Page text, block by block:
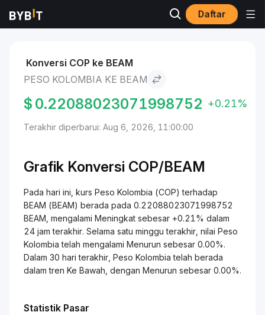
Daftar
Pasar Peso Kolombia to BEAM
Konversi COP ke BEAM
PESO KOLOMBIA KE BEAM
$ 0.22088023071998752 +0.21%
Terakhir diperbarui: Aug 6, 2026, 11:00:00
Grafik Konversi COP/BEAM
Pada hari ini, kurs Peso Kolombia (COP) terhadap
BEAM (BEAM) berada pada 0.22088023071998752
BEAM, mengalami Meningkat sebesar +0.21% dalam
24 jam terakhir. Selama satu minggu terakhir, nilai Peso
Kolombia telah mengalami Menurun sebesar 0.00%.
Dalam 30 hari terakhir, Peso Kolombia telah berada
dalam tren Ke Bawah, dengan Menurun sebesar 0.00%.
Statistik Pasar